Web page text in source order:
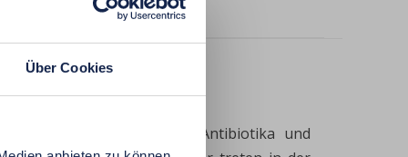
Über Cookies
schlechte Ernährung, Antibiotika und